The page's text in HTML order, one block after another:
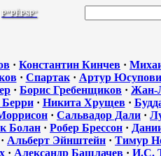
Р”РЁРЅР°
· Константин Кинчев ·
· Спартак· Артур
· Борис Гребенщиков · Жан-
· Никита Хрущев ·
· Сальвадор Дали ·
Болан · Робер Брессон ·
· Альберт Эйнштейн · Тимур
· Александр Башлачев · И.С.